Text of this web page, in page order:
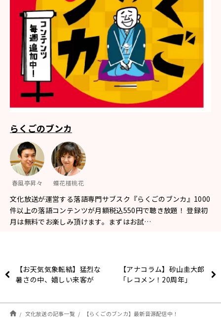
らくごのブンカ
春風亭昇々 蝶花楼桃花
文化放送が運営する落語専門サブスク『らくごのブンカ』1000
件以上の落語コンテンツが月額税込550円で聴き放題！ 登録初
月は無料でお楽しみ頂けます。まずはお試…
【お天気気象転結】猛烈な
暑さの中、嬉しい来客が
【アナコラム】砂山圭大郎
「レコメン！20周年」
文化放送の記事一覧 【らくごのブンカ】最新音源配信中！